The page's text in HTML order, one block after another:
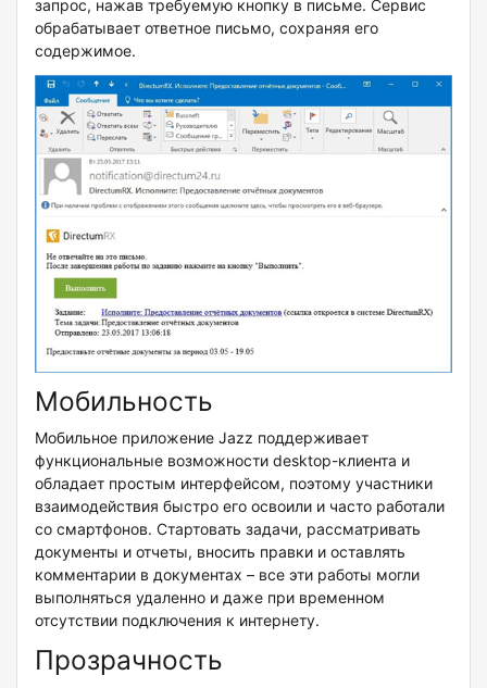
запрос, нажав требуемую кнопку в письме. Сервис
обрабатывает ответное письмо, сохраняя его
содержимое.
Мобильность
Мобильное приложение Jazz поддерживает
функциональные возможности desktop-клиента и
обладает простым интерфейсом, поэтому участники
взаимодействия быстро его освоили и часто работали
со смартфонов. Стартовать задачи, рассматривать
документы и отчеты, вносить правки и оставлять
комментарии в документах – все эти работы могли
выполняться удаленно и даже при временном
отсутствии подключения к интернету.
Прозрачность